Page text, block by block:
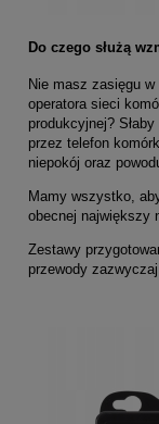
Do czego służą
Nie masz zasięgu
operatora sieci
produkcyjnej?
przez telefon
niepokój oraz
Mamy wszystko,
obecnej największy
Zestawy
przewody